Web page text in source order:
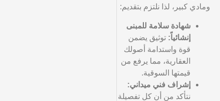
ومادي كبير، لذا نلتزم بتقديم:
شهادة سلامة للمبنى
إنشائياً: توثيق يضمن
قوة واستدامة أصولك
العقارية، مما يرفع من
قيمتها السوقية.
إشراف فني ميداني:
نتأكد من أن كل تفصيلة